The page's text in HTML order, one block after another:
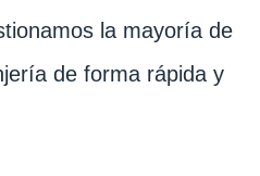
la mayoría de
de forma rápida y